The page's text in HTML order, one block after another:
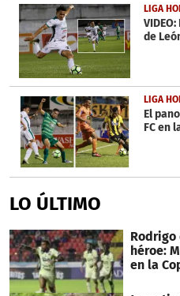
LIGA
de
LIGA
El
FC en
LO ÚLTIMO
Rodrigo
héroe:
en la